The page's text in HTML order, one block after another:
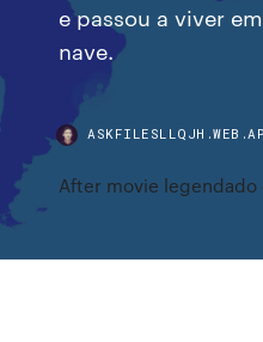
e passou a viver
nave.
After movie legendado